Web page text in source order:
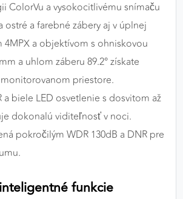
ColorVu a vysokocitlivému snímaču
ostré a farebné zábery aj v úplnej
4MPX a objektívom s ohniskovou
a uhlom záberu 89.2° získate
priestore.
a biele LED osvetlenie s dosvitom až
dokonalú viditeľnosť v noci.
pokročilým WDR 130dB a DNR pre
funkcie
Google